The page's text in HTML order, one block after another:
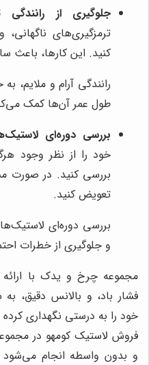
جلوگیری از رانندگی
ترمزگیری‌های
کنید. این کارها،
رانندگی آرام و
طول عمر آن‌ها کمک
بررسی دوره‌ای
خود را از نظر وجود
بررسی کنید. در صورت
تعویض کنید.
بررسی دوره‌ای
و جلوگیری از خطرات
مجموعه چرخ و یدک با
فشار باد، و بالانس دقیق،
خود را به درستی نگهداری
فروش لاستیک کومهو در
و بدون واسطه انجام